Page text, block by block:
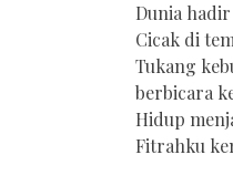
Dunia hadir
Cicak di
Tukang
berbicara
Hidup
Fitrahku